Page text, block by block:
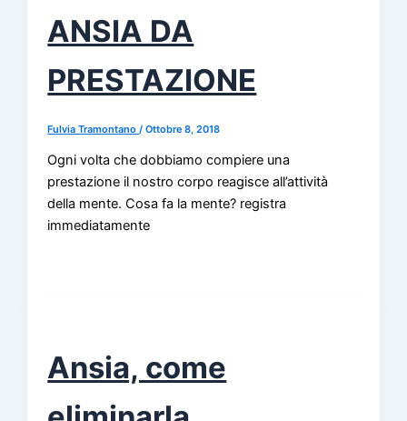
ANSIA DA
PRESTAZIONE
Fulvia Tramontano/Ottobre 8, 2018
Ogni volta che dobbiamo compiere una
prestazione il nostro corpo reagisce all’attività
della mente. Cosa fa la mente? registra
immediatamente
Ansia, come